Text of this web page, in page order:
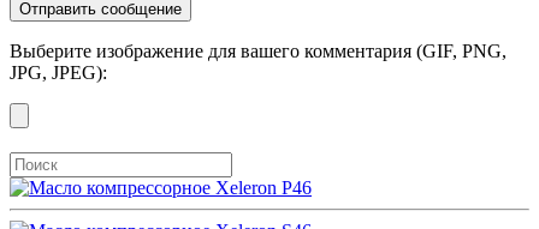
Выберите изображение для вашего комментария (GIF, PNG,
JPG, JPEG):